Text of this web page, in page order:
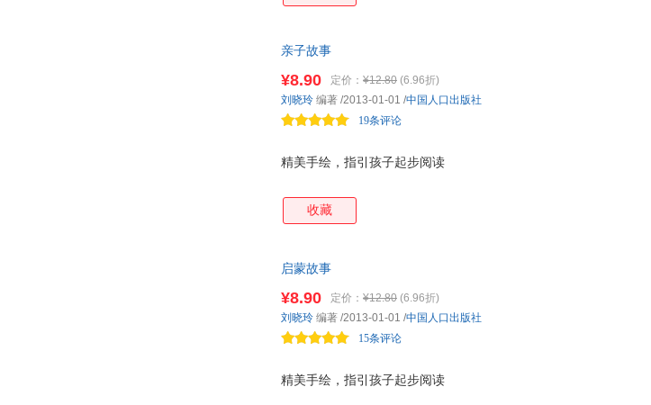
亲子故事
精美手绘，指引孩子起步阅读
¥8.90 定价： ¥12.80 (6.96折)
19条评论
刘晓玲 编著 /2013-01-01 /中国人口出版社
收藏
启蒙故事
精美手绘，指引孩子起步阅读
¥8.90 定价： ¥12.80 (6.96折)
15条评论
刘晓玲 编著 /2013-01-01 /中国人口出版社